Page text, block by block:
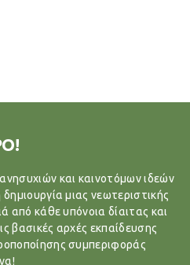
και καινοτόμων ιδεών
μιας νεωτεριστικής
από κάθε υπόνοια δίαιτας και
βασικές αρχές εκπαίδευσης
συμπεριφοράς